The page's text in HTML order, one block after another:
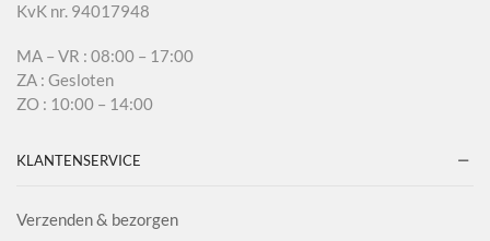
KvK nr. 94017948
MA – VR : 08:00 – 17:00
ZA : Gesloten
ZO : 10:00 – 14:00
KLANTENSERVICE
Verzenden & bezorgen